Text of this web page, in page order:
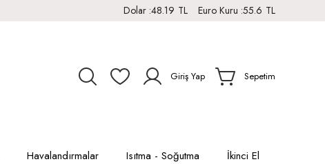
Dolar :48.19 TL Euro Kuru :55.6 TL
Giriş Yap Sepetim
Havalandırmalar Isıtma - Soğutma İkinci El